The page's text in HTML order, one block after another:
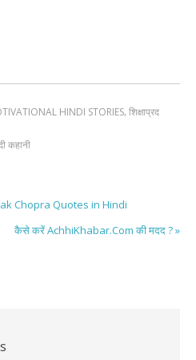
HINDI STORIES, शिक्षाप्रद
कहानी
Chopra Quotes in Hindi
कैसे करें AchhiKhabar.Com की मदद ? »